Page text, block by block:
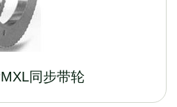
同步带轮